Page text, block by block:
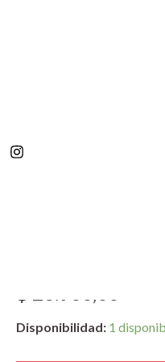
Cohen. Marcelo Figueras.
Disponibilidad: 1